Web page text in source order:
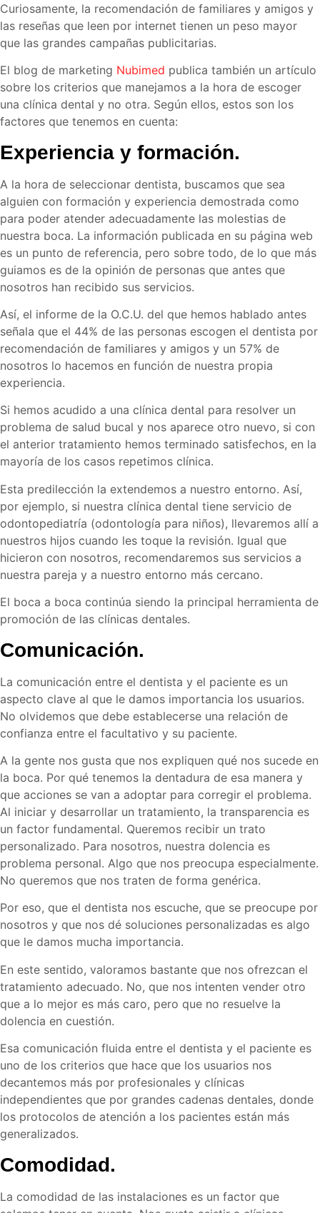
Curiosamente, la recomendación de familiares y amigos y
las reseñas que leen por internet tienen un peso mayor
que las grandes campañas publicitarias.
El blog de marketing Nubimed publica también un artículo
sobre los criterios que manejamos a la hora de escoger
una clínica dental y no otra. Según ellos, estos son los
factores que tenemos en cuenta:
Experiencia y formación.
A la hora de seleccionar dentista, buscamos que sea
alguien con formación y experiencia demostrada como
para poder atender adecuadamente las molestias de
nuestra boca. La información publicada en su página web
es un punto de referencia, pero sobre todo, de lo que más
guiamos es de la opinión de personas que antes que
nosotros han recibido sus servicios.
Así, el informe de la O.C.U. del que hemos hablado antes
señala que el 44% de las personas escogen el dentista por
recomendación de familiares y amigos y un 57% de
nosotros lo hacemos en función de nuestra propia
experiencia.
Si hemos acudido a una clínica dental para resolver un
problema de salud bucal y nos aparece otro nuevo, si con
el anterior tratamiento hemos terminado satisfechos, en la
mayoría de los casos repetimos clínica.
Esta predilección la extendemos a nuestro entorno. Así,
por ejemplo, si nuestra clínica dental tiene servicio de
odontopediatría (odontología para niños), llevaremos allí a
nuestros hijos cuando les toque la revisión. Igual que
hicieron con nosotros, recomendaremos sus servicios a
nuestra pareja y a nuestro entorno más cercano.
El boca a boca continúa siendo la principal herramienta de
promoción de las clínicas dentales.
Comunicación.
La comunicación entre el dentista y el paciente es un
aspecto clave al que le damos importancia los usuarios.
No olvidemos que debe establecerse una relación de
confianza entre el facultativo y su paciente.
A la gente nos gusta que nos expliquen qué nos sucede en
la boca. Por qué tenemos la dentadura de esa manera y
que acciones se van a adoptar para corregir el problema.
Al iniciar y desarrollar un tratamiento, la transparencia es
un factor fundamental. Queremos recibir un trato
personalizado. Para nosotros, nuestra dolencia es
problema personal. Algo que nos preocupa especialmente.
No queremos que nos traten de forma genérica.
Por eso, que el dentista nos escuche, que se preocupe por
nosotros y que nos dé soluciones personalizadas es algo
que le damos mucha importancia.
En este sentido, valoramos bastante que nos ofrezcan el
tratamiento adecuado. No, que nos intenten vender otro
que a lo mejor es más caro, pero que no resuelve la
dolencia en cuestión.
Esa comunicación fluida entre el dentista y el paciente es
uno de los criterios que hace que los usuarios nos
decantemos más por profesionales y clínicas
independientes que por grandes cadenas dentales, donde
los protocolos de atención a los pacientes están más
generalizados.
Comodidad.
La comodidad de las instalaciones es un factor que